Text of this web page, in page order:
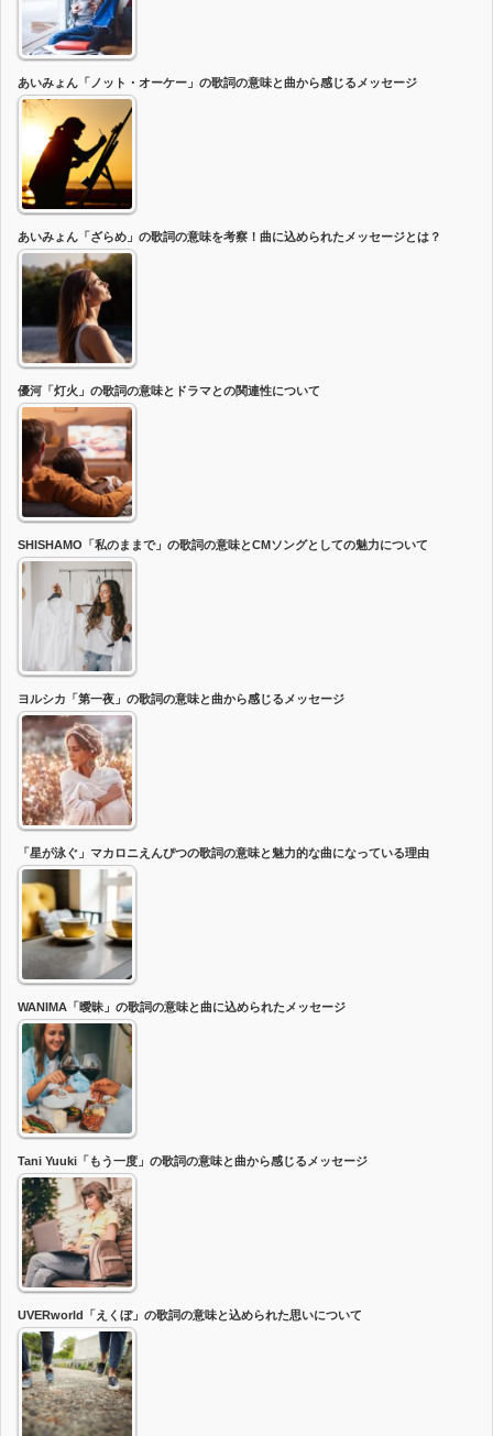
あいみょん「ノット・オーケー」の歌詞の意味と曲から感じるメッセージ
あいみょん「ざらめ」の歌詞の意味を考察！曲に込められたメッセージとは？
優河「灯火」の歌詞の意味とドラマとの関連性について
SHISHAMO「私のままで」の歌詞の意味とCMソングとしての魅力について
ヨルシカ「第一夜」の歌詞の意味と曲から感じるメッセージ
「星が泳ぐ」マカロニえんぴつの歌詞の意味と魅力的な曲になっている理由
WANIMA「曖昧」の歌詞の意味と曲に込められたメッセージ
Tani Yuuki「もう一度」の歌詞の意味と曲から感じるメッセージ
UVERworld「えくぼ」の歌詞の意味と込められた思いについて